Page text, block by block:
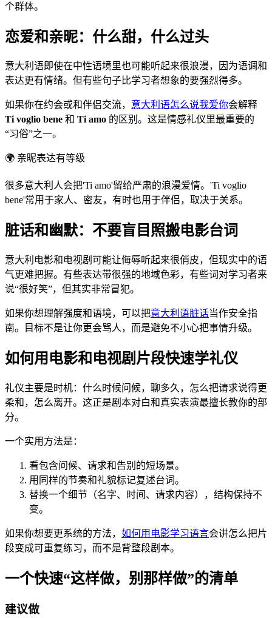
个群体。
恋爱和亲昵：什么甜，什么过头
意大利语即使在中性语境里也可能听起来很浪漫，因为语调和
表达更有情绪。但有些句子比学习者想象的要强烈得多。
如果你在约会或和伴侣交流， 意大利语怎么说我爱你会解释
Ti voglio bene 和 Ti amo 的区别。这是情感礼仪里最重要的
“习俗”之一。
🌍 亲昵表达有等级
很多意大利人会把'Ti amo'留给严肃的浪漫爱情。'Ti voglio
bene'常用于家人、密友，有时也用于伴侣，取决于关系。
脏话和幽默：不要盲目照搬电影台词
意大利电影和电视剧可能让侮辱听起来很俏皮，但现实中的语
气更难把握。有些表达带很强的地域色彩，有些词对学习者来
说“很好笑”，但其实非常冒犯。
如果你想理解强度和语境，可以把意大利语脏话当作安全指
南。目标不是让你更会骂人，而是避免不小心把事情升级。
如何用电影和电视剧片段快速学礼仪
礼仪主要是时机：什么时候问候，聊多久，怎么把请求说得更
柔和，怎么离开。这正是剧本对白和真实表演最擅长教你的部
分。
一个实用方法是：
看包含问候、请求和告别的短场景。
用同样的节奏和礼貌标记复述台词。
替换一个细节（名字、时间、请求内容），结构保持不
变。
如果你想要更系统的方法， 如何用电影学习语言会讲怎么把片
段变成可重复练习，而不是背整段剧本。
一个快速“这样做，别那样做”的清单
建议做